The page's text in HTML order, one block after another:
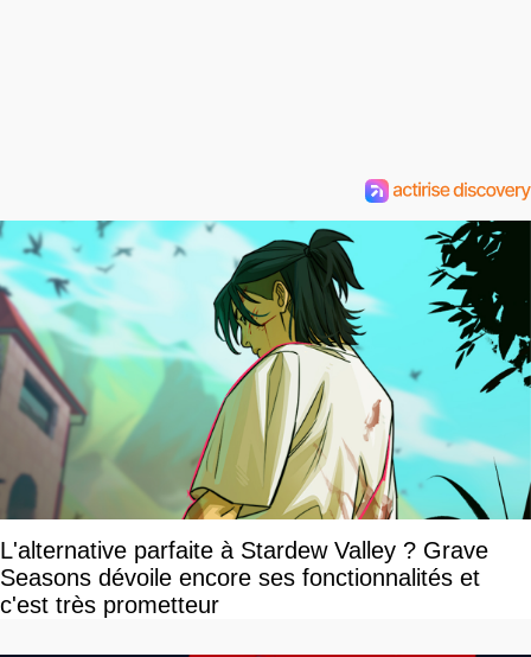
L'alternative parfaite à Stardew Valley ? Grave
Seasons dévoile encore ses fonctionnalités et
c'est très prometteur